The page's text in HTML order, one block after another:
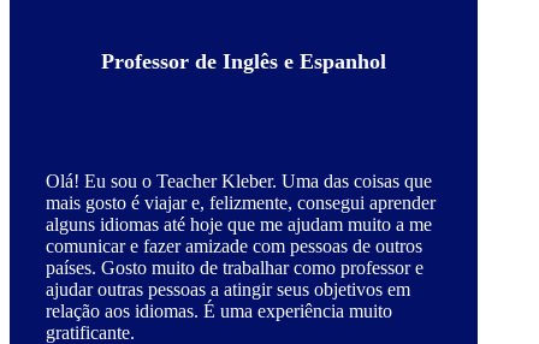
Professor de Inglês e Espanhol
Olá! Eu sou o Teacher Kleber. Uma das coisas que
mais gosto é viajar e, felizmente, consegui aprender
alguns idiomas até hoje que me ajudam muito a me
comunicar e fazer amizade com pessoas de outros
países. Gosto muito de trabalhar como professor e
ajudar outras pessoas a atingir seus objetivos em
relação aos idiomas. É uma experiência muito
gratificante.